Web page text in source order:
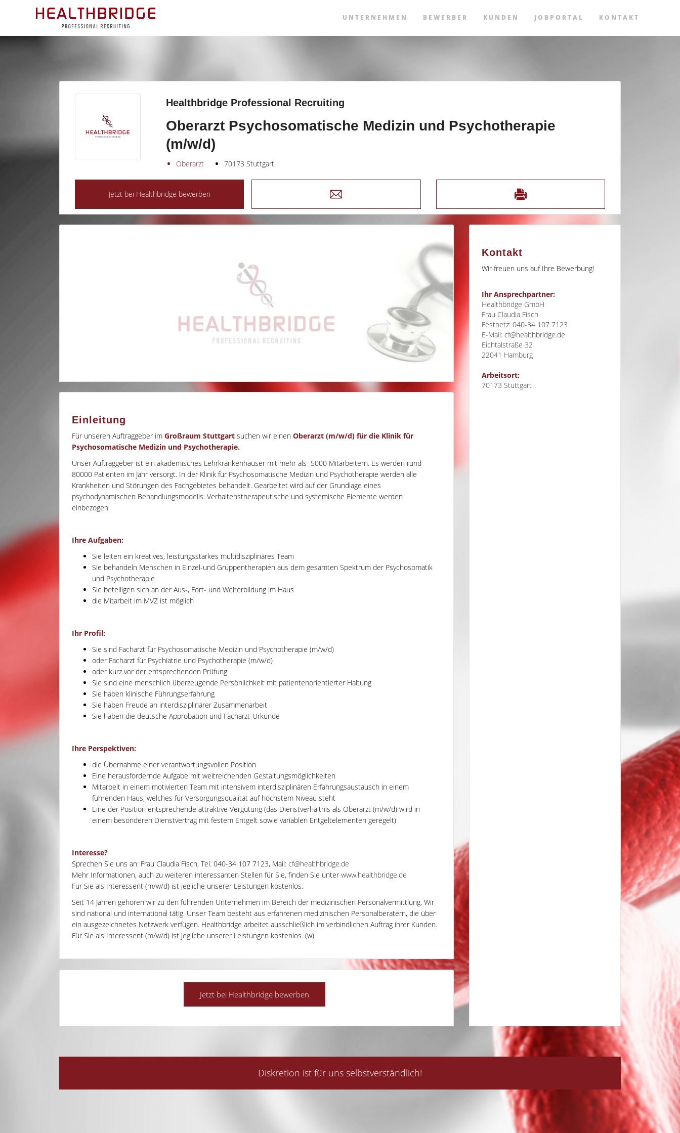
UNTERNEHMEN BEWERBER KUNDEN JOBPORTAL KONTAKT
Healthbridge Professional Recruiting
Oberarzt Psychosomatische Medizin und Psychotherapie
(m/w/d)
Oberarzt 70173 Stuttgart
Einleitung
Für unseren Auftraggeber im Großraum Stuttgart suchen wir einen Oberarzt (m/w/d) für die Klinik für
Psychosomatische Medizin und Psychotherapie.
Unser Auftraggeber ist ein akademisches Lehrkrankenhäuser mit mehr als 5000 Mitarbeitern. Es werden rund
80000 Patienten im Jahr versorgt. In der Klinik für Psychosomatische Medizin und Psychotherapie werden alle
Krankheiten und Störungen des Fachgebietes behandelt. Gearbeitet wird auf der Grundlage eines
psychodynamischen Behandlungsmodells. Verhaltenstherapeutische und systemische Elemente werden
einbezogen.
Ihre Aufgaben:
Sie leiten ein kreatives, leistungsstarkes multidisziplinäres Team
Sie behandeln Menschen in Einzel-und Gruppentherapien aus dem gesamten Spektrum der Psychosomatik
und Psychotherapie
Sie beteiligen sich an der Aus-, Fort- und Weiterbildung im Haus
die Mitarbeit im MVZ ist möglich
Ihr Profil:
Sie sind Facharzt für Psychosomatische Medizin und Psychotherapie (m/w/d)
oder Facharzt für Psychiatrie und Psychotherapie (m/w/d)
oder kurz vor der entsprechenden Prüfung
Sie sind eine menschlich überzeugende Persönlichkeit mit patientenorientierter Haltung
Sie haben klinische Führungserfahrung
Sie haben Freude an interdisziplinärer Zusammenarbeit
Sie haben die deutsche Approbation und Facharzt-Urkunde
Ihre Perspektiven:
die Übernahme einer verantwortungsvollen Position
Eine herausfordernde Aufgabe mit weitreichenden Gestaltungsmöglichkeiten
Mitarbeit in einem motivierten Team mit intensivem interdisziplinären Erfahrungsaustausch in einem
führenden Haus, welches für Versorgungsqualität auf höchstem Niveau steht
Eine der Position entsprechende attraktive Vergütung (das Dienstverhältnis als Oberarzt (m/w/d) wird in
einem besonderen Dienstvertrag mit festem Entgelt sowie variablen Entgeltelementen geregelt)
Interesse?
Sprechen Sie uns an: Frau Claudia Fisch, Tel. 040-34 107 7123, Mail: cf@healthbridge.de
Mehr Informationen, auch zu weiteren interessanten Stellen für Sie, finden Sie unter www.healthbridge.de
Für Sie als Interessent (m/w/d) ist jegliche unserer Leistungen kostenlos.
Seit 14 Jahren gehören wir zu den führenden Unternehmen im Bereich der medizinischen Personalvermittlung. Wir
sind national und international tätig. Unser Team besteht aus erfahrenen medizinischen Personalberatern, die über
ein ausgezeichnetes Netzwerk verfügen. Healthbridge arbeitet ausschließlich im verbindlichen Auftrag ihrer Kunden.
Für Sie als Interessent (m/w/d) ist jegliche unserer Leistungen kostenlos. (w)
Kontakt
Wir freuen uns auf Ihre Bewerbung!
Ihr Ansprechpartner:
Healthbridge GmbH
Frau Claudia Fisch
Festnetz: 040-34 107 7123
E-Mail: cf@healthbridge.de
Eichtalstraße 32
22041 Hamburg
Arbeitsort:
70173 Stuttgart
Diskretion ist für uns selbstverständlich!